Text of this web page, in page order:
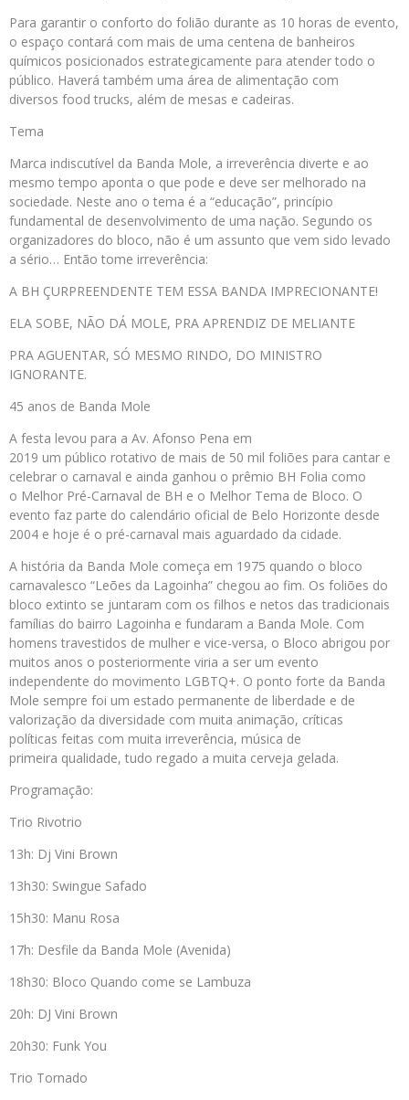
Para garantir o conforto do folião durante as 10 horas de evento,
o espaço contará com mais de uma centena de banheiros
químicos posicionados estrategicamente para atender todo o
público. Haverá também uma área de alimentação com
diversos food trucks, além de mesas e cadeiras.
Tema
Marca indiscutível da Banda Mole, a irreverência diverte e ao
mesmo tempo aponta o que pode e deve ser melhorado na
sociedade. Neste ano o tema é a “educação”, princípio
fundamental de desenvolvimento de uma nação. Segundo os
organizadores do bloco, não é um assunto que vem sido levado
a sério… Então tome irreverência:
A BH ÇURPREENDENTE TEM ESSA BANDA IMPRECIONANTE!
ELA SOBE, NÃO DÁ MOLE, PRA APRENDIZ DE MELIANTE
PRA AGUENTAR, SÓ MESMO RINDO, DO MINISTRO
IGNORANTE.
45 anos de Banda Mole
A festa levou para a Av. Afonso Pena em
2019 um público rotativo de mais de 50 mil foliões para cantar e
celebrar o carnaval e ainda ganhou o prêmio BH Folia como
o Melhor Pré-Carnaval de BH e o Melhor Tema de Bloco. O
evento faz parte do calendário oficial de Belo Horizonte desde
2004 e hoje é o pré-carnaval mais aguardado da cidade.
A história da Banda Mole começa em 1975 quando o bloco
carnavalesco “Leões da Lagoinha” chegou ao fim. Os foliões do
bloco extinto se juntaram com os filhos e netos das tradicionais
famílias do bairro Lagoinha e fundaram a Banda Mole. Com
homens travestidos de mulher e vice-versa, o Bloco abrigou por
muitos anos o posteriormente viria a ser um evento
independente do movimento LGBTQ+. O ponto forte da Banda
Mole sempre foi um estado permanente de liberdade e de
valorização da diversidade com muita animação, críticas
políticas feitas com muita irreverência, música de
primeira qualidade, tudo regado a muita cerveja gelada.
Programação:
Trio Rivotrio
13h: Dj Vini Brown
13h30: Swingue Safado
15h30: Manu Rosa
17h: Desfile da Banda Mole (Avenida)
18h30: Bloco Quando come se Lambuza
20h: DJ Vini Brown
20h30: Funk You
Trio Tornado